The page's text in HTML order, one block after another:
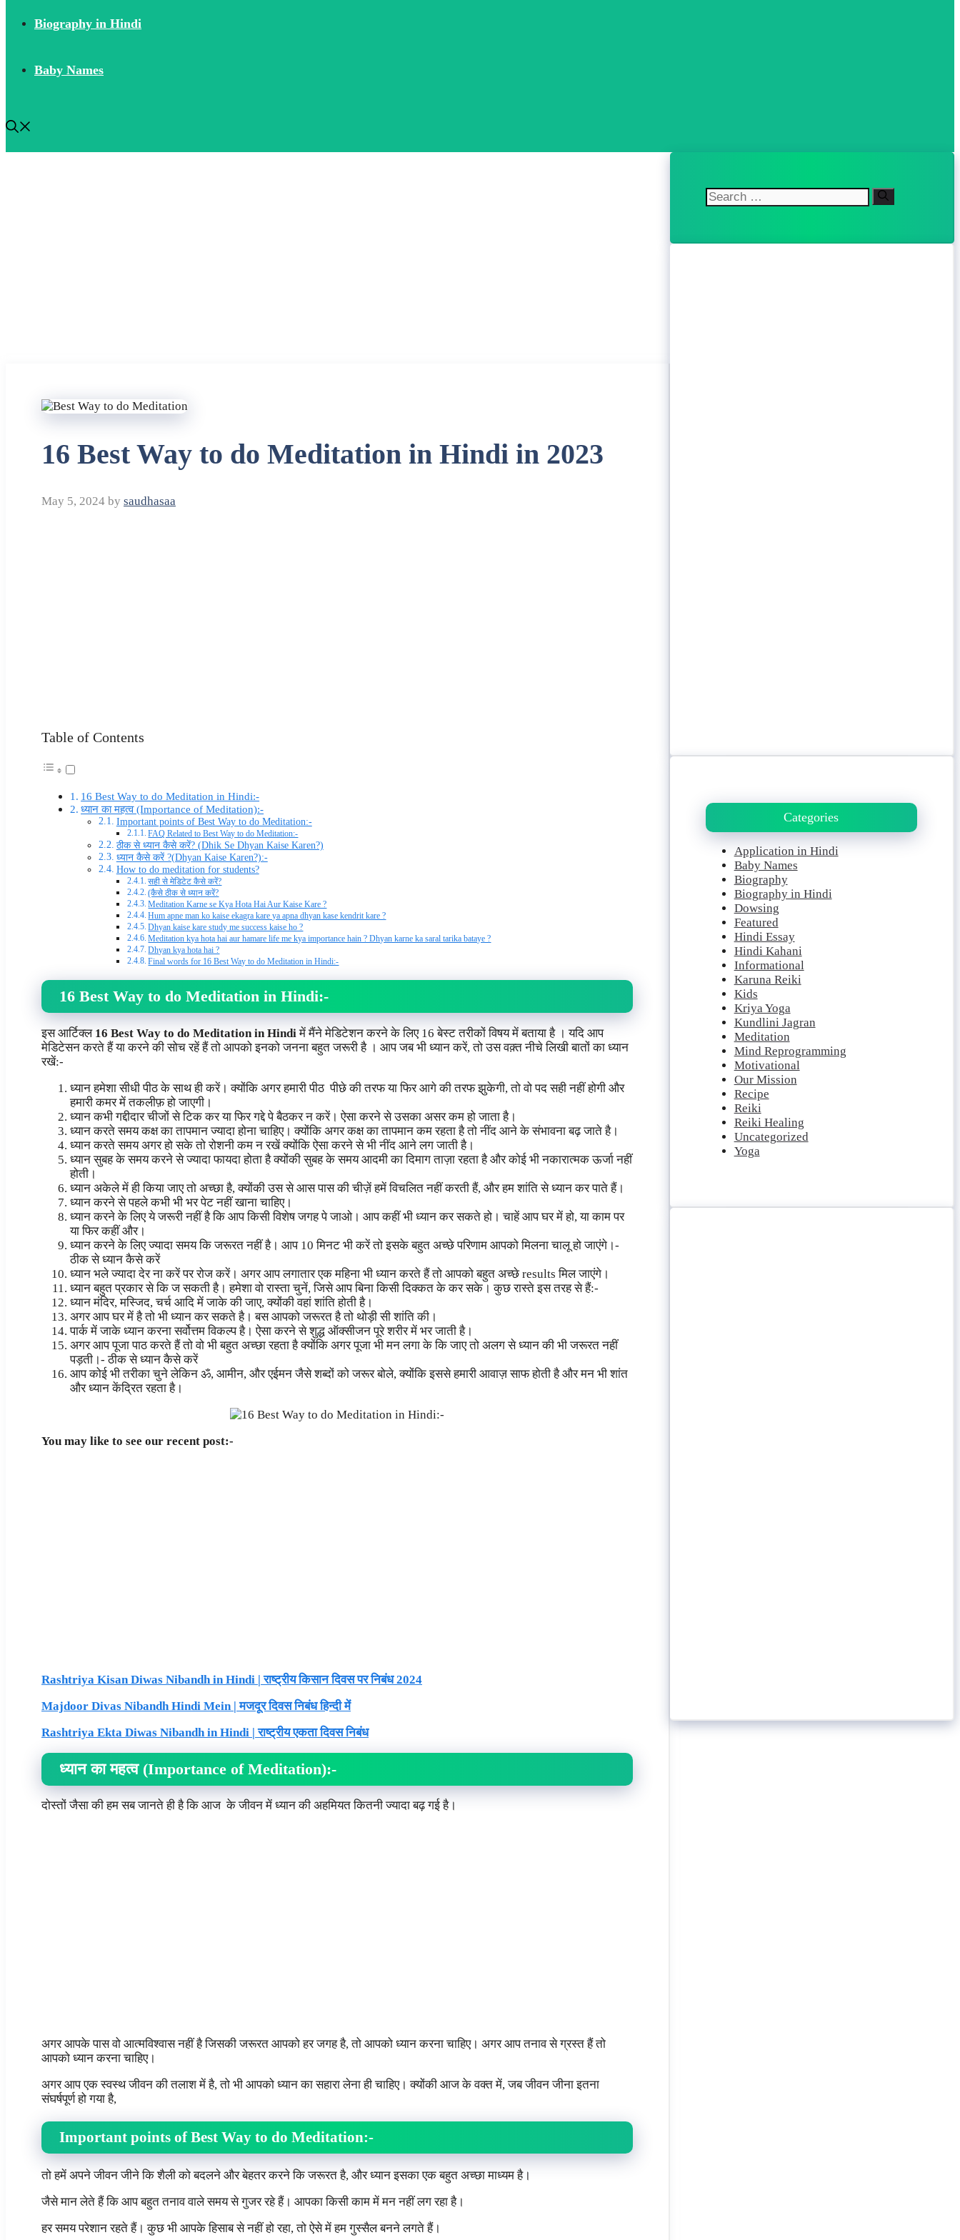
Biography in Hindi
Baby Names
16 Best Way to do Meditation in Hindi in 2023
May 5, 2024 by saudhasaa
Table of Contents
16 Best Way to do Meditation in Hindi:-
ध्यान का महत्व (Importance of Meditation):-
Important points of Best Way to do Meditation:-
FAQ Related to Best Way to do Meditation:-
ठीक से ध्यान कैसे करें? (Dhik Se Dhyan Kaise Karen?)
ध्यान कैसे करें ?(Dhyan Kaise Karen?):-
How to do meditation for students?
सही से मेडिटेट कैसे करें?
(कैसे ठीक से ध्यान करें?
Meditation Karne se Kya Hota Hai Aur Kaise Kare ?
Hum apne man ko kaise ekagra kare ya apna dhyan kase kendrit kare ?
Dhyan kaise kare study me success kaise ho ?
Meditation kya hota hai aur hamare life me kya importance hain ? Dhyan karne ka saral tarika bataye ?
Dhyan kya hota hai ?
Final words for 16 Best Way to do Meditation in Hindi:-
16 Best Way to do Meditation in Hindi:-
इस आर्टिक्ल 16 Best Way to do Meditation in Hindi में मैंने मेडिटेशन करने के लिए 16 बेस्ट तरीकों विषय में बताया है । यदि आप
मेडिटेसन करते हैं या करने की सोच रहें हैं तो आपको इनको जनना बहुत जरूरी है । आप जब भी ध्यान करें, तो उस वक़्त नीचे लिखी बातों का ध्यान
रखें:-
ध्यान हमेशा सीधी पीठ के साथ ही करें। क्योंकि अगर हमारी पीठ पीछे की तरफ या फिर आगे की तरफ झुकेगी, तो वो पद सही नहीं होगी और
हमारी कमर में तकलीफ़ हो जाएगी।
ध्यान कभी गद्दीदार चीजों से टिक कर या फिर गद्दे पे बैठकर न करें। ऐसा करने से उसका असर कम हो जाता है।
ध्यान करते समय कक्ष का तापमान ज्यादा होना चाहिए। क्योंकि अगर कक्ष का तापमान कम रहता है तो नींद आने के संभावना बढ़ जाते है।
ध्यान करते समय अगर हो सके तो रोशनी कम न रखें क्योंकि ऐसा करने से भी नींद आने लग जाती है।
ध्यान सुबह के समय करने से ज्यादा फायदा होता है क्योंकी सुबह के समय आदमी का दिमाग ताज़ा रहता है और कोई भी नकारात्मक ऊर्जा नहीं
होती।
ध्यान अकेले में ही किया जाए तो अच्छा है, क्योंकी उस से आस पास की चीज़ें हमें विचलित नहीं करती हैं, और हम शांति से ध्यान कर पाते हैं।
ध्यान करने से पहले कभी भी भर पेट नहीं खाना चाहिए।
ध्यान करने के लिए ये जरूरी नहीं है कि आप किसी विशेष जगह पे जाओ। आप कहीं भी ध्यान कर सकते हो। चाहें आप घर में हो, या काम पर
या फिर कहीं और।
ध्यान करने के लिए ज्यादा समय कि जरूरत नहीं है। आप 10 मिनट भी करें तो इसके बहुत अच्छे परिणाम आपको मिलना चालू हो जाएंगे।-
ठीक से ध्यान कैसे करें
ध्यान भले ज्यादा देर ना करें पर रोज करें। अगर आप लगातार एक महिना भी ध्यान करते हैं तो आपको बहुत अच्छे results मिल जाएंगे।
ध्यान बहुत प्रकार से कि ज सकती है। हमेशा वो रास्ता चुनें, जिसे आप बिना किसी दिक्कत के कर सके। कुछ रास्ते इस तरह से हैं:-
ध्यान मंदिर, मस्जिद, चर्च आदि में जाके की जाए, क्योंकी वहां शांति होती है।
अगर आप घर में है तो भी ध्यान कर सकते है। बस आपको जरूरत है तो थोड़ी सी शांति की।
पार्क में जाके ध्यान करना सर्वोत्तम विकल्प है। ऐसा करने से शुद्ध ऑक्सीजन पूरे शरीर में भर जाती है।
अगर आप पूजा पाठ करते हैं तो वो भी बहुत अच्छा रहता है क्योंकि अगर पूजा भी मन लगा के कि जाए तो अलग से ध्यान की भी जरूरत नहीं
पड़ती।- ठीक से ध्यान कैसे करें
आप कोई भी तरीका चुने लेकिन ॐ, आमीन, और एईमन जैसे शब्दों को जरूर बोले, क्योंकि इससे हमारी आवाज़ साफ होती है और मन भी शांत
और ध्यान केंद्रित रहता है।
You may like to see our recent post:-
Rashtriya Kisan Diwas Nibandh in Hindi | राष्ट्रीय किसान दिवस पर निबंध 2024
Majdoor Divas Nibandh Hindi Mein | मजदूर दिवस निबंध हिन्दी में
Rashtriya Ekta Diwas Nibandh in Hindi | राष्ट्रीय एकता दिवस निबंध
ध्यान का महत्व (Importance of Meditation):-
दोस्तों जैसा की हम सब जानते ही है कि आज के जीवन में ध्यान की अहमियत कितनी ज्यादा बढ़ गई है।
अगर आपके पास वो आत्मविश्वास नहीं है जिसकी जरूरत आपको हर जगह है, तो आपको ध्यान करना चाहिए। अगर आप तनाव से ग्रस्त हैं तो
आपको ध्यान करना चाहिए।
अगर आप एक स्वस्थ जीवन की तलाश में है, तो भी आपको ध्यान का सहारा लेना ही चाहिए। क्योंकी आज के वक्त में, जब जीवन जीना इतना
संघर्षपूर्ण हो गया है,
Important points of Best Way to do Meditation:-
तो हमें अपने जीवन जीने कि शैली को बदलने और बेहतर करने कि जरूरत है, और ध्यान इसका एक बहुत अच्छा माध्यम है।
जैसे मान लेते हैं कि आप बहुत तनाव वाले समय से गुजर रहे हैं। आपका किसी काम में मन नहीं लग रहा है।
हर समय परेशान रहते हैं। कुछ भी आपके हिसाब से नहीं हो रहा, तो ऐसे में हम गुस्सैल बनने लगते हैं।
Search
for:
Categories
Application in Hindi
Baby Names
Biography
Biography in Hindi
Dowsing
Featured
Hindi Essay
Hindi Kahani
Informational
Karuna Reiki
Kids
Kriya Yoga
Kundlini Jagran
Meditation
Mind Reprogramming
Motivational
Our Mission
Recipe
Reiki
Reiki Healing
Uncategorized
Yoga